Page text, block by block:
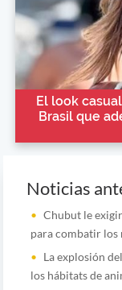
El look
Brasil que
Noticias
Chubut le
para combatir los
La explosión
los hábitats de